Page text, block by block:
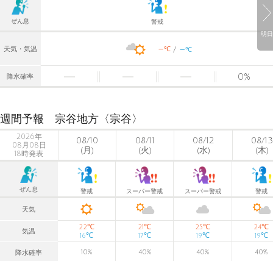
明日
ぜん息 警戒
天気・気温 -℃ -℃
降水確率 0%
週間予報 宗谷地方〈宗谷〉
2026年
08月08日
18時発表
08/10
(月)
08/11
(火)
08/12
(水)
08/13
(木)
ぜん息 警戒 スーパー警戒 スーパー警戒 警戒
天気
気温
22℃
16℃
21℃
17℃
25℃
19℃
24℃
19℃
降水確率 10% 40% 40% 40%